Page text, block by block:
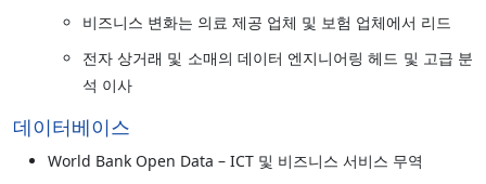
비즈니스 변화는 의료 제공 업체 및 보험 업체에서 리드
전자 상거래 및 소매의 데이터 엔지니어링 헤드 및 고급 분
석 이사
데이터베이스
World Bank Open Data – ICT 및 비즈니스 서비스 무역